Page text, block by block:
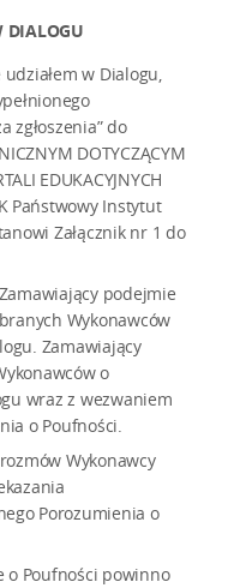
DIALOGU
w Dialogu,
zgłoszenia” do
DOTYCZĄCYM
EDUKACYJNYCH
Państwowy Instytut
Załącznik nr 1 do
podejmie
Wykonawców
Zamawiający
o
wraz z wezwaniem
o Poufności.
Wykonawcy
Porozumienia o
o Poufności powinno